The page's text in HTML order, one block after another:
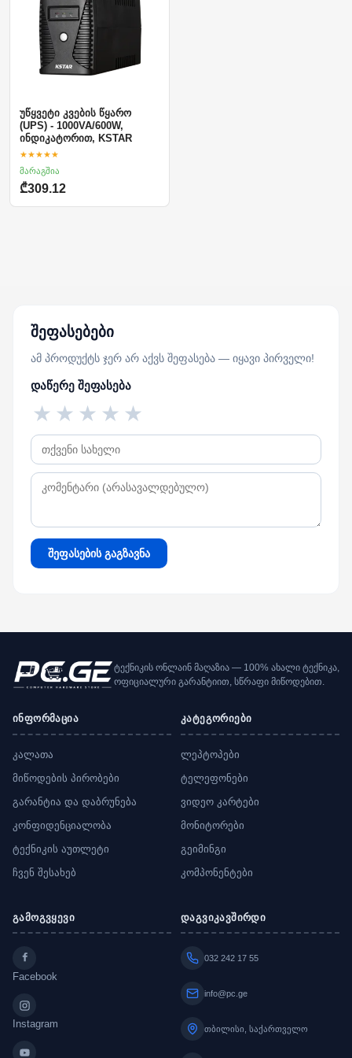
უწყვეტი კვების წყარო
(UPS) - 1000VA/600W,
ინდიკატორით, KSTAR
★★★★★
მარაგშია
₾309.12
შეფასებები
ამ პროდუქტს ჯერ არ აქვს შეფასება — იყავი პირველი!
დაწერე შეფასება
★
★
★
★
★
შეფასების გაგზავნა
ტექნიკის ონლაინ მაღაზია — 100% ახალი ტექნიკა,
ოფიციალური გარანტიით, სწრაფი მიწოდებით.
ინფორმაცია
კალათა
მიწოდების პირობები
გარანტია და დაბრუნება
კონფიდენციალობა
ტექნიკის აუთლეტი
ჩვენ შესახებ
კატეგორიები
ლეპტოპები
ტელეფონები
ვიდეო კარტები
მონიტორები
გეიმინგი
კომპონენტები
გამოგვყევი
Facebook
Instagram
დაგვიკავშირდი
032 242 17 55
info@pc.ge
თბილისი, საქართველო